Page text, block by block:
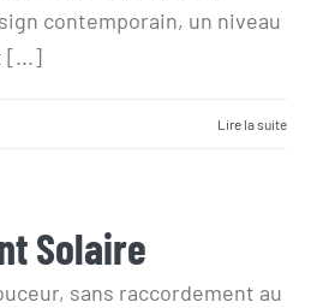
contemporain, un niveau
[...]
Lire la suite
Solaire
Solaire
sans raccordement au